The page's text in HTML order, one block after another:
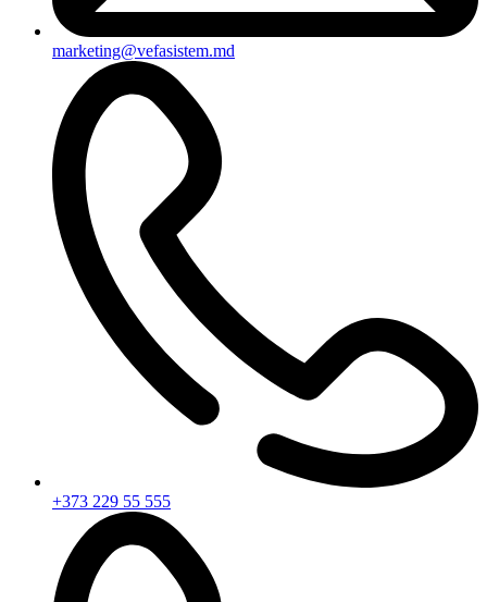
marketing@vefasistem.md
+373 229 55 555